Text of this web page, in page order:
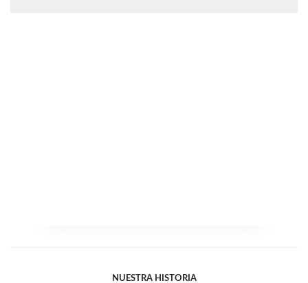
NUESTRA HISTORIA